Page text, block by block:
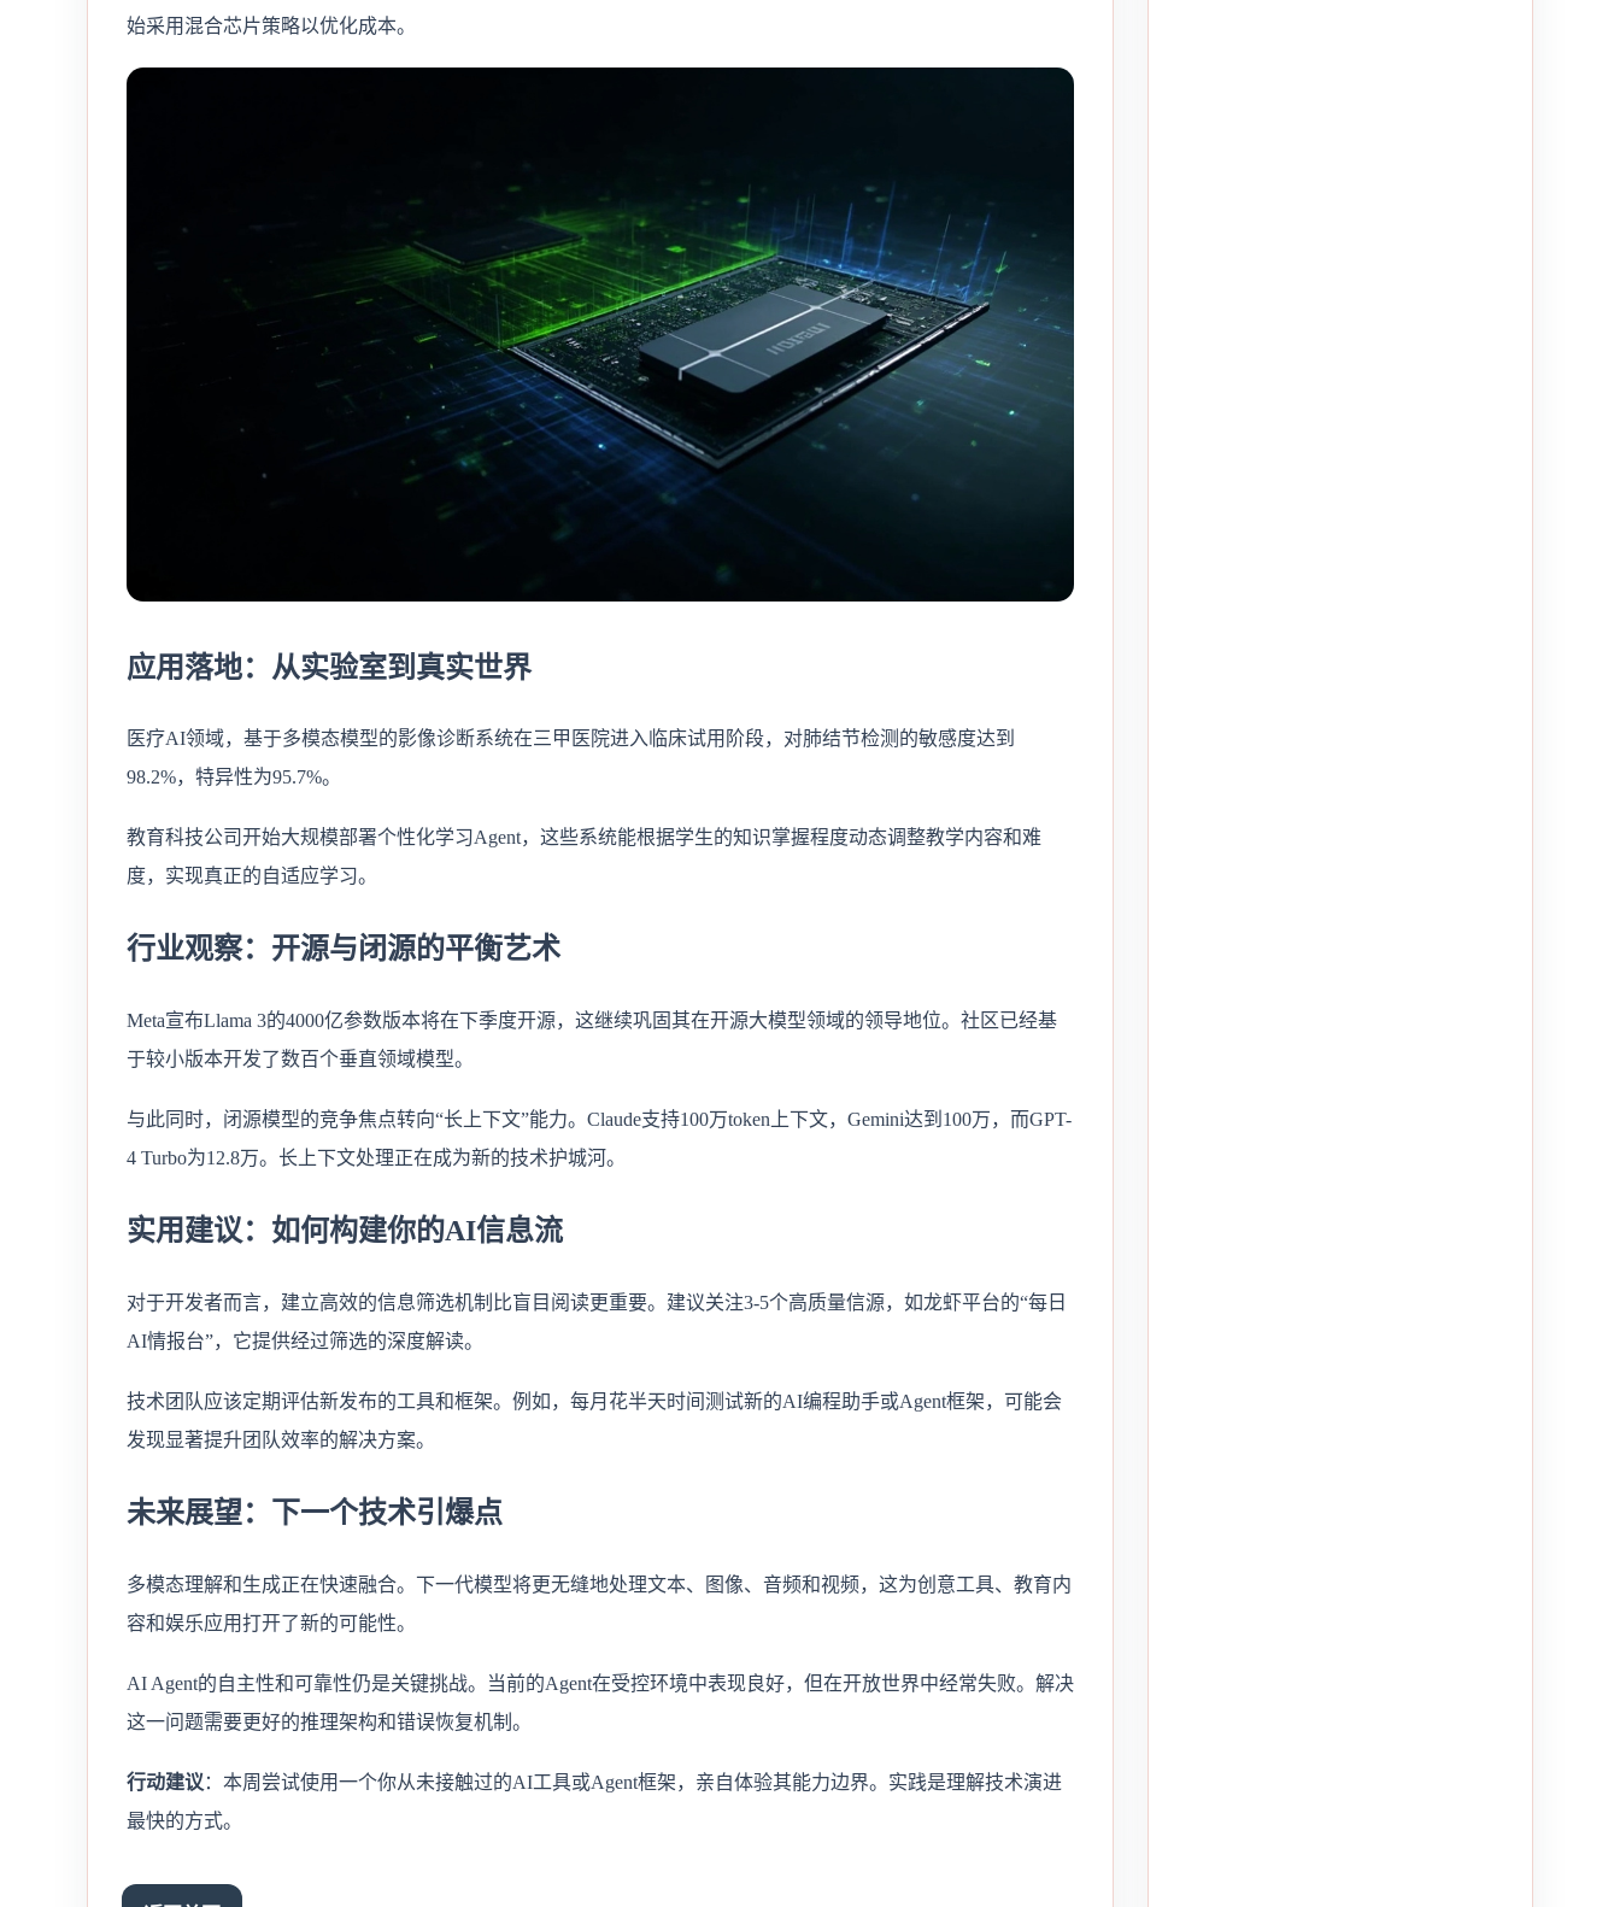
始采用混合芯片策略以优化成本。
应用落地：从实验室到真实世界
医疗AI领域，基于多模态模型的影像诊断系统在三甲医院进入临床试用阶段，对肺结节检测的敏感度达到
98.2%，特异性为95.7%。
教育科技公司开始大规模部署个性化学习Agent，这些系统能根据学生的知识掌握程度动态调整教学内容和难
度，实现真正的自适应学习。
行业观察：开源与闭源的平衡艺术
Meta宣布Llama 3的4000亿参数版本将在下季度开源，这继续巩固其在开源大模型领域的领导地位。社区已经基
于较小版本开发了数百个垂直领域模型。
与此同时，闭源模型的竞争焦点转向“长上下文”能力。Claude支持100万token上下文，Gemini达到100万，而GPT-
4 Turbo为12.8万。长上下文处理正在成为新的技术护城河。
实用建议：如何构建你的AI信息流
对于开发者而言，建立高效的信息筛选机制比盲目阅读更重要。建议关注3-5个高质量信源，如龙虾平台的“每日
AI情报台”，它提供经过筛选的深度解读。
技术团队应该定期评估新发布的工具和框架。例如，每月花半天时间测试新的AI编程助手或Agent框架，可能会
发现显著提升团队效率的解决方案。
未来展望：下一个技术引爆点
多模态理解和生成正在快速融合。下一代模型将更无缝地处理文本、图像、音频和视频，这为创意工具、教育内
容和娱乐应用打开了新的可能性。
AI Agent的自主性和可靠性仍是关键挑战。当前的Agent在受控环境中表现良好，但在开放世界中经常失败。解决
这一问题需要更好的推理架构和错误恢复机制。
行动建议 ：本周尝试使用一个你从未接触过的AI工具或Agent框架，亲自体验其能力边界。实践是理解技术演进
最快的方式。